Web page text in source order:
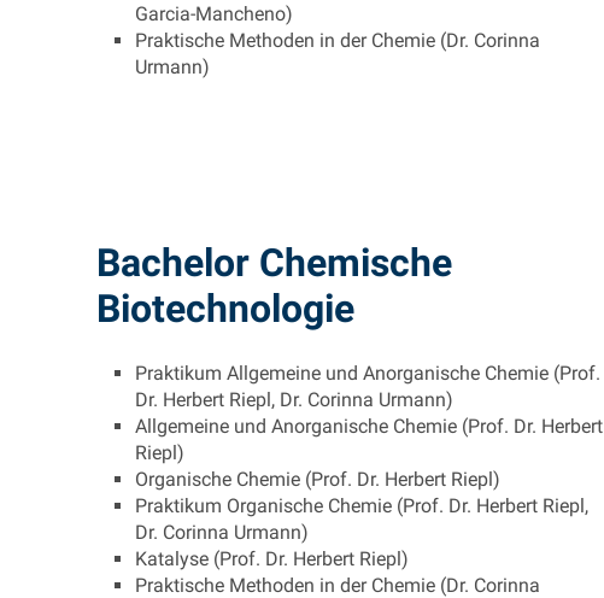
Garcia-Mancheno)
Praktische Methoden in der Chemie (Dr. Corinna
Urmann)
Bachelor Chemische
Biotechnologie
Praktikum Allgemeine und Anorganische Chemie (Prof.
Dr. Herbert Riepl, Dr. Corinna Urmann)
Allgemeine und Anorganische Chemie (Prof. Dr. Herbert
Riepl)
Organische Chemie (Prof. Dr. Herbert Riepl)
Praktikum Organische Chemie (Prof. Dr. Herbert Riepl,
Dr. Corinna Urmann)
Katalyse (Prof. Dr. Herbert Riepl)
Praktische Methoden in der Chemie (Dr. Corinna